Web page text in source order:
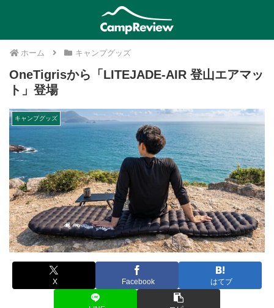
ホーム キャンプグッズ
OneTigrisから「LITEJADE-AIR 登山エアマッ
ト」登場
キャンプグッズ
X Facebook はてブ